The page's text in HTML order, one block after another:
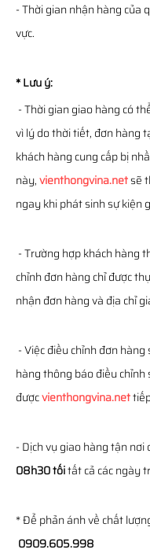
- Thời gian nhận hàng
vực.
* Lưu ý:
- Thời gian giao hàng có
vì lý do thời tiết, đơn hàng
khách hàng cung cấp bị
này,vienthongvina.netsẽ
ngay khi phát sinh sự kiện
- Trường hợp khách hàng
chỉnh đơn hàng chỉ được
nhận đơn hàng và địa chỉ
- Việc điều chỉnh đơn
hàng thông báo điều chỉnh
đượcvienthongvina.net
- Dịch vụ giao hàng tận
08h30 tốitất cả các ngày
* Để phản ánh về chất
0909.605.998